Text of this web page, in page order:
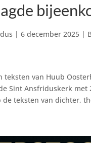
|6 december 2025 |
teksten van Huub
Sint Ansfriduskerk met
de teksten van dichter,